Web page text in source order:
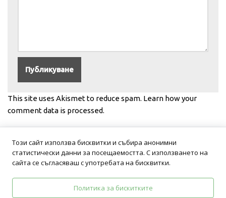
This site uses Akismet to reduce spam. Learn how your
comment data is processed.
Този сайт използва бисквитки и събира анонимни
статистически данни за посещаемостта. С използването на
сайта се съгласяваш с употребата на бисквитки.
Политика за бискитките